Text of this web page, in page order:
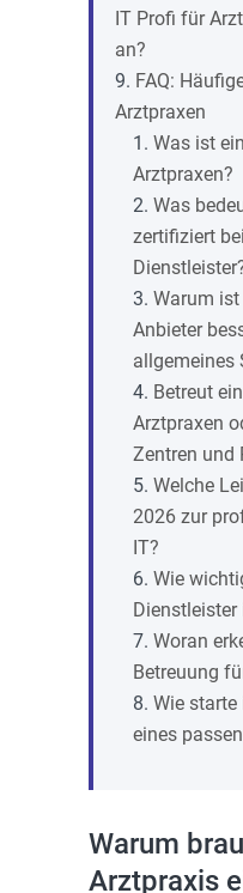
IT Profi für
an?
FAQ:
Arztpraxen
Was ist
Arztpraxen?
Was
zertifiziert
Warum
Anbieter
allgemeines
Betreut
Arztpraxen
Zentren und
Welche
2026 zur
IT?
Wie
Woran
Betreuung
Wie
eines
Warum
Arztpraxis